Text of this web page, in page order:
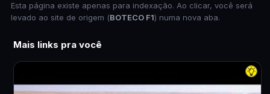
Esta página existe apenas para indexação. Ao clicar, você será
levado ao site de origem (BOTECO F1) numa nova aba.
Mais links pra você